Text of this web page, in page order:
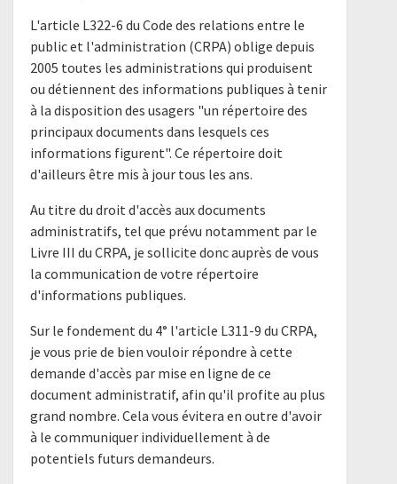
L'article L322-6 du Code des relations entre le
public et l'administration (CRPA) oblige depuis
2005 toutes les administrations qui produisent
ou détiennent des informations publiques à tenir
à la disposition des usagers "un répertoire des
principaux documents dans lesquels ces
informations figurent". Ce répertoire doit
d'ailleurs être mis à jour tous les ans.
Au titre du droit d'accès aux documents
administratifs, tel que prévu notamment par le
Livre III du CRPA, je sollicite donc auprès de vous
la communication de votre répertoire
d'informations publiques.
Sur le fondement du 4° l'article L311-9 du CRPA,
je vous prie de bien vouloir répondre à cette
demande d'accès par mise en ligne de ce
document administratif, afin qu'il profite au plus
grand nombre. Cela vous évitera en outre d'avoir
à le communiquer individuellement à de
potentiels futurs demandeurs.